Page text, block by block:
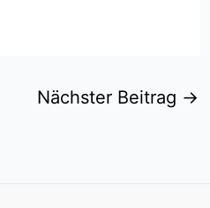
Nächster Beitrag →